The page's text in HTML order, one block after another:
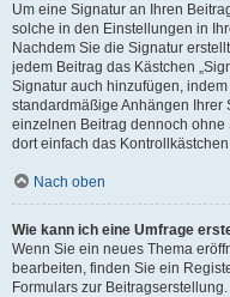
Um eine Signatur an Ihren
solche in den Einstellungen in
Nachdem Sie die Signatur
jedem Beitrag das Kästchen
Signatur auch hinzufügen,
standardmäßige Anhängen Ihrer
einzelnen Beitrag dennoch ohne
dort einfach das
Nach oben
Wie kann ich eine Umfrage
Wenn Sie ein neues Thema
bearbeiten, finden Sie ein
Formulars zur